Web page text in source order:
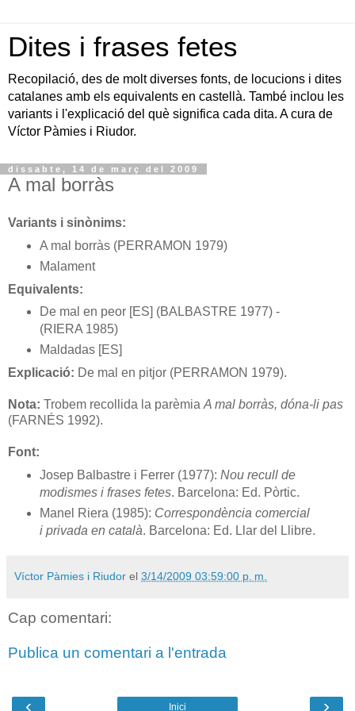
Dites i frases fetes
Recopilació, des de molt diverses fonts, de locucions i dites
catalanes amb els equivalents en castellà. També inclou les
variants i l'explicació del què significa cada dita. A cura de
Víctor Pàmies i Riudor.
dissabte, 14 de març del 2009
A mal borràs
Variants i sinònims:
A mal borràs (PERRAMON 1979)
Malament
Equivalents:
De mal en peor [ES] (BALBASTRE 1977) -
(RIERA 1985)
Maldadas [ES]
Explicació: De mal en pitjor (PERRAMON 1979).
Nota: Trobem recollida la parèmia A mal borràs, dóna-li pas
(FARNÉS 1992).
Font:
Josep Balbastre i Ferrer (1977): Nou recull de
modismes i frases fetes. Barcelona: Ed. Pòrtic.
Manel Riera (1985): Correspondència comercial
i privada en català. Barcelona: Ed. Llar del Llibre.
Víctor Pàmies i Riudor el 3/14/2009 03:59:00 p. m.
Cap comentari:
Publica un comentari a l'entrada
‹ ›
Inici